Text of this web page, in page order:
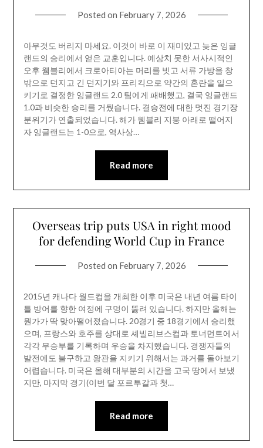
Posted on February 7, 2026
아무것도 버리지 마세요. 이것이 바로 이 재미있고 늦은 잉글
랜드의 승리에서 얻은 교훈입니다. 예상치 못한 서사시적인
오후 웸블리에서 크로아티아는 머리를 빗고 서류 가방을 창
밖으로 던지고 긴 던지기와 프리킥으로 약간의 혼란을 일으
키기로 결정한 잉글랜드 2.0 팀에게 패배했고, 결국 잉글랜드
1.0과 비슷한 승리를 거뒀습니다. 결승전에 대한 멋진 경기장
분위기가 연출되었습니다. 해가 웸블리 지붕 아래로 떨어지
자 잉글랜드는 1-0으로, 역사상…
Read more
Overseas trip puts USA in right mood
for defending World Cup in France
Posted on February 7, 2026
2015년 캐나다 월드컵을 개최한 이후 미국은 내년 여름 타이
틀 방어를 향한 여정에 구멍이 뚫려 있습니다. 하지만 올해는
뭔가가 딱 맞아떨어졌습니다. 20경기 중 18경기에서 승리했
으며, 프랑스와 호주를 상대로 셰빌리브스컵과 토너먼트에서
각각 무승부를 기록하며 우승을 차지했습니다. 경쟁자들의
발전에도 불구하고 왕관을 지키기 위해서는 과거를 돌아보기
어렵습니다. 미국은 올해 대부분의 시간을 고국 땅에서 보냈
지만, 마지막 경기(이번 달 포르투갈과 첫…
Read more